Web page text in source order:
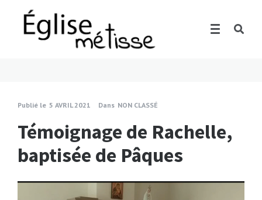
Publié le 5 AVRIL 2021 Dans NON CLASSÉ
Témoignage de Rachelle,
baptisée de Pâques